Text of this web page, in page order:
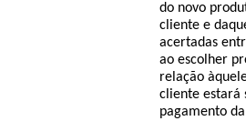
do novo
cliente e
acertadas
ao escolher
relação
cliente estará
pagamento